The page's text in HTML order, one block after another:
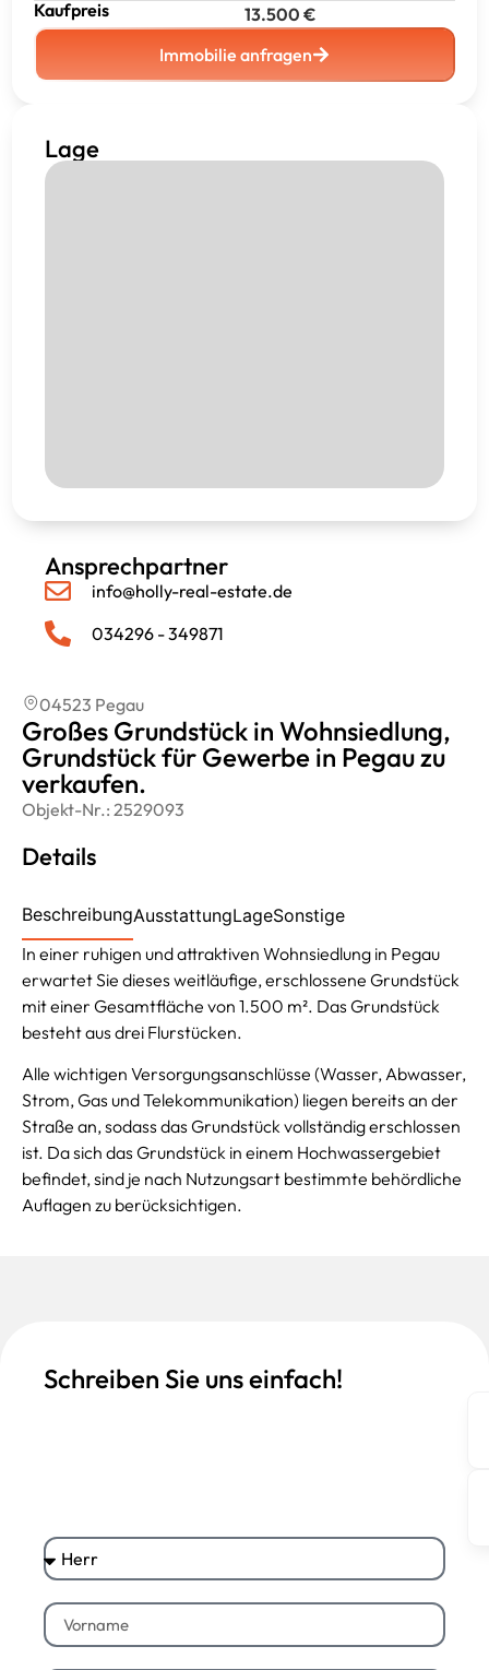
Kaufpreis 13.500 €
Immobilie anfragen
Lage
Ansprechpartner
info@holly-real-estate.de
034296 - 349871
04523 Pegau
Großes Grundstück in Wohnsiedlung,
Grundstück für Gewerbe in Pegau zu
verkaufen.
Objekt-Nr.: 2529093
Details
BeschreibungAusstattungLageSonstige
In einer ruhigen und attraktiven Wohnsiedlung in Pegau
erwartet Sie dieses weitläufige, erschlossene Grundstück
mit einer Gesamtfläche von 1.500 m². Das Grundstück
besteht aus drei Flurstücken.
Alle wichtigen Versorgungsanschlüsse (Wasser, Abwasser,
Strom, Gas und Telekommunikation) liegen bereits an der
Straße an, sodass das Grundstück vollständig erschlossen
ist. Da sich das Grundstück in einem Hochwassergebiet
befindet, sind je nach Nutzungsart bestimmte behördliche
Auflagen zu berücksichtigen.
Schreiben Sie uns einfach!